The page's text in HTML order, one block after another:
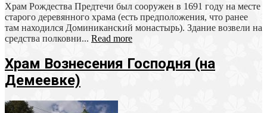
Храм Рождества Предтечи был сооружен в 1691 году на месте
старого деревянного храма (есть предположения, что ранее
там находился Доминиканский монастырь). Здание возвели на
средства полковни... Read more
Храм Вознесения Господня (на
Демеевке)